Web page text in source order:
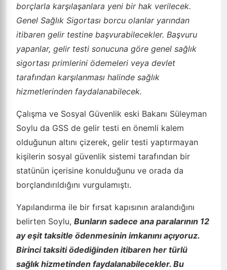
borçlarla karşılaşanlara yeni bir hak verilecek.
Genel Sağlık Sigortası borcu olanlar yarından
itibaren gelir testine başvurabilecekler. Başvuru
yapanlar, gelir testi sonucuna göre genel sağlık
sigortası primlerini ödemeleri veya devlet
tarafından karşılanması halinde sağlık
hizmetlerinden faydalanabilecek.
Çalışma ve Sosyal Güvenlik eski Bakanı Süleyman
Soylu da GSS de gelir testi en önemli kalem
olduğunun altını çizerek, gelir testi yaptırmayan
kişilerin sosyal güvenlik sistemi tarafından bir
statünün içerisine konulduğunu ve orada da
borçlandırıldığını vurgulamıştı.
Yapılandırma ile bir fırsat kapısının aralandığını
belirten Soylu, Bunların sadece ana paralarının 12
ay eşit taksitle ödenmesinin imkanını açıyoruz.
Birinci taksiti ödediğinden itibaren her türlü
sağlık hizmetinden faydalanabilecekler. Bu